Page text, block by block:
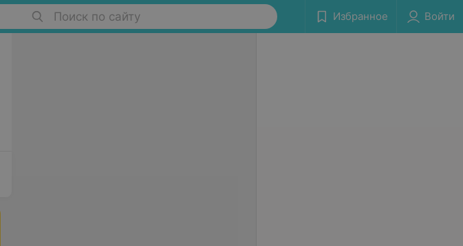
Поиск по сайту Избранное Войти